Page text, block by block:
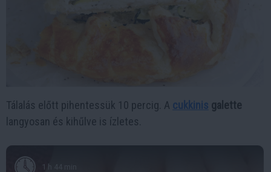
Tálalás előtt pihentessük 10 percig. A cukkinis galette
langyosan és kihűlve is ízletes.
1 h 44 min